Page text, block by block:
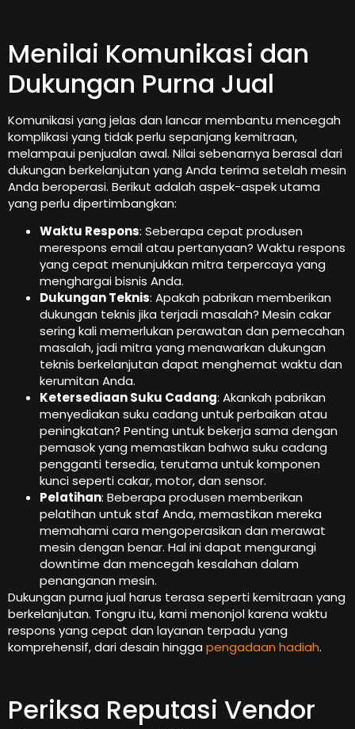
Menilai Komunikasi dan
Dukungan Purna Jual
Komunikasi yang jelas dan lancar membantu mencegah
komplikasi yang tidak perlu sepanjang kemitraan,
melampaui penjualan awal. Nilai sebenarnya berasal dari
dukungan berkelanjutan yang Anda terima setelah mesin
Anda beroperasi. Berikut adalah aspek-aspek utama
yang perlu dipertimbangkan:
Waktu Respons: Seberapa cepat produsen
merespons email atau pertanyaan? Waktu respons
yang cepat menunjukkan mitra terpercaya yang
menghargai bisnis Anda.
Dukungan Teknis: Apakah pabrikan memberikan
dukungan teknis jika terjadi masalah? Mesin cakar
sering kali memerlukan perawatan dan pemecahan
masalah, jadi mitra yang menawarkan dukungan
teknis berkelanjutan dapat menghemat waktu dan
kerumitan Anda.
Ketersediaan Suku Cadang: Akankah pabrikan
menyediakan suku cadang untuk perbaikan atau
peningkatan? Penting untuk bekerja sama dengan
pemasok yang memastikan bahwa suku cadang
pengganti tersedia, terutama untuk komponen
kunci seperti cakar, motor, dan sensor.
Pelatihan: Beberapa produsen memberikan
pelatihan untuk staf Anda, memastikan mereka
memahami cara mengoperasikan dan merawat
mesin dengan benar. Hal ini dapat mengurangi
downtime dan mencegah kesalahan dalam
penanganan mesin.
Dukungan purna jual harus terasa seperti kemitraan yang
berkelanjutan. Tongru itu, kami menonjol karena waktu
respons yang cepat dan layanan terpadu yang
komprehensif, dari desain hingga pengadaan hadiah.
Periksa Reputasi Vendor